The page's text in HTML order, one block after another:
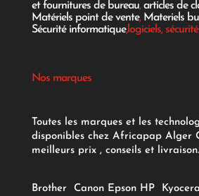
et fournitures de bureau,articles de
Matériels point de vente, Materiels
Sécurité informatique,logiciels,
Nos marques
Toutes les marques et les
disponibles chez Africapap Alger
meilleurs prix , conseils et livraison.
Brother Canon Epson HP Kyocera